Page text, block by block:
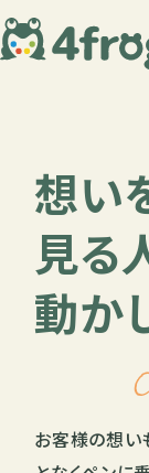
想い
見る
動か
お客様の想い